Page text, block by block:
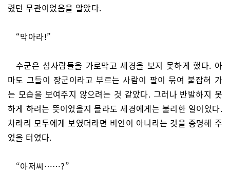
렸던 무관이었음을 알았다.
“막아라!”
수군은 섬사람들을 가로막고 세경을 보지 못하게 했다. 아
마도 그들이 장군이라고 부르는 사람이 팔이 묶여 붙잡혀 가
는 모습을 보여주지 않으려는 것 같았다. 그러나 반발하지 못
하게 하려는 뜻이었을지 몰라도 세경에게는 불리한 일이었다.
차라리 모두에게 보였더라면 비언이 아니라는 것을 증명해 주
었을 터였다.
“아저씨……?”